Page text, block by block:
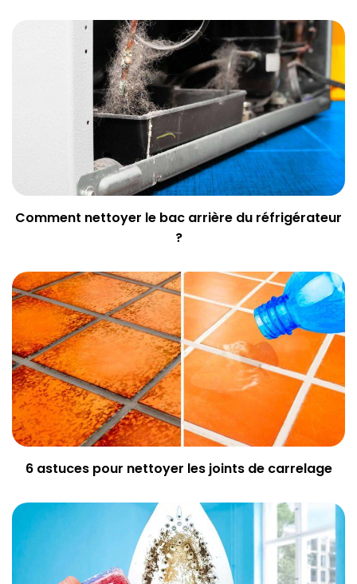
Comment nettoyer le bac arrière du réfrigérateur
?
6 astuces pour nettoyer les joints de carrelage